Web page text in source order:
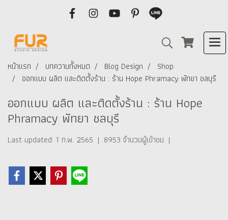
หน้าแรก บทความทั้งหมด Blog Design
Shop
ออกแบบ ผลิต และติดตั้งร้าน : ร้าน Hope Phramacy พัทยา ชลบุรี
ออกแบบ ผลิต และติดตั้งร้าน : ร้าน Hope
Phramacy พัทยา ชลบุรี
Last updated: 1 ก.พ. 2565 | 8953 จำนวนผู้เข้าชม |